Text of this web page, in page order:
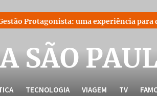
uma experiência para quem decidiu
SÃO
TECNOLOGIA VIAGEM TV